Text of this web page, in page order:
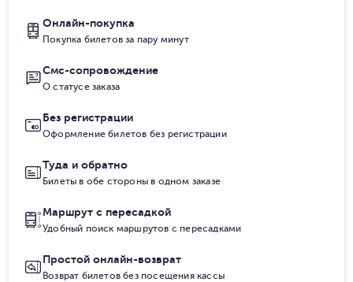
Онлайн-покупка
Покупка билетов за пару минут
Смс-сопровождение
О статусе заказа
Без регистрации
Оформление билетов без регистрации
Туда и обратно
Билеты в обе стороны в одном заказе
Маршрут с пересадкой
Удобный поиск маршрутов с пересадками
Простой онлайн-возврат
Возврат билетов без посещения кассы